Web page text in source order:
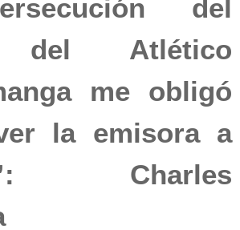
del
del Atlético
me obligó
la emisora a
Charles